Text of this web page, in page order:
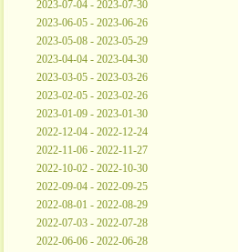
2023-07-04 - 2023-07-30
2023-06-05 - 2023-06-26
2023-05-08 - 2023-05-29
2023-04-04 - 2023-04-30
2023-03-05 - 2023-03-26
2023-02-05 - 2023-02-26
2023-01-09 - 2023-01-30
2022-12-04 - 2022-12-24
2022-11-06 - 2022-11-27
2022-10-02 - 2022-10-30
2022-09-04 - 2022-09-25
2022-08-01 - 2022-08-29
2022-07-03 - 2022-07-28
2022-06-06 - 2022-06-28